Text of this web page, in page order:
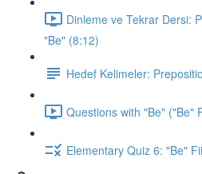
Dinleme ve Tekrar Dersi:
"Be" (8:12)
Hedef Kelimeler:
Questions with "Be" ("Be"
Elementary Quiz 6: "Be"